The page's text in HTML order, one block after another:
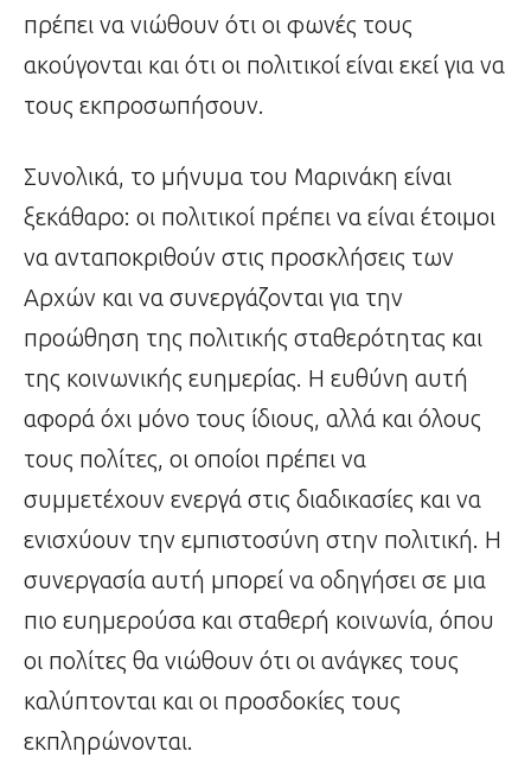
πρέπει να νιώθουν ότι οι φωνές τους
ακούγονται και ότι οι πολιτικοί είναι εκεί για να
τους εκπροσωπήσουν.
Συνολικά, το μήνυμα του Μαρινάκη είναι
ξεκάθαρο: οι πολιτικοί πρέπει να είναι έτοιμοι
να ανταποκριθούν στις προσκλήσεις των
Αρχών και να συνεργάζονται για την
προώθηση της πολιτικής σταθερότητας και
της κοινωνικής ευημερίας. Η ευθύνη αυτή
αφορά όχι μόνο τους ίδιους, αλλά και όλους
τους πολίτες, οι οποίοι πρέπει να
συμμετέχουν ενεργά στις διαδικασίες και να
ενισχύουν την εμπιστοσύνη στην πολιτική. Η
συνεργασία αυτή μπορεί να οδηγήσει σε μια
πιο ευημερούσα και σταθερή κοινωνία, όπου
οι πολίτες θα νιώθουν ότι οι ανάγκες τους
καλύπτονται και οι προσδοκίες τους
εκπληρώνονται.